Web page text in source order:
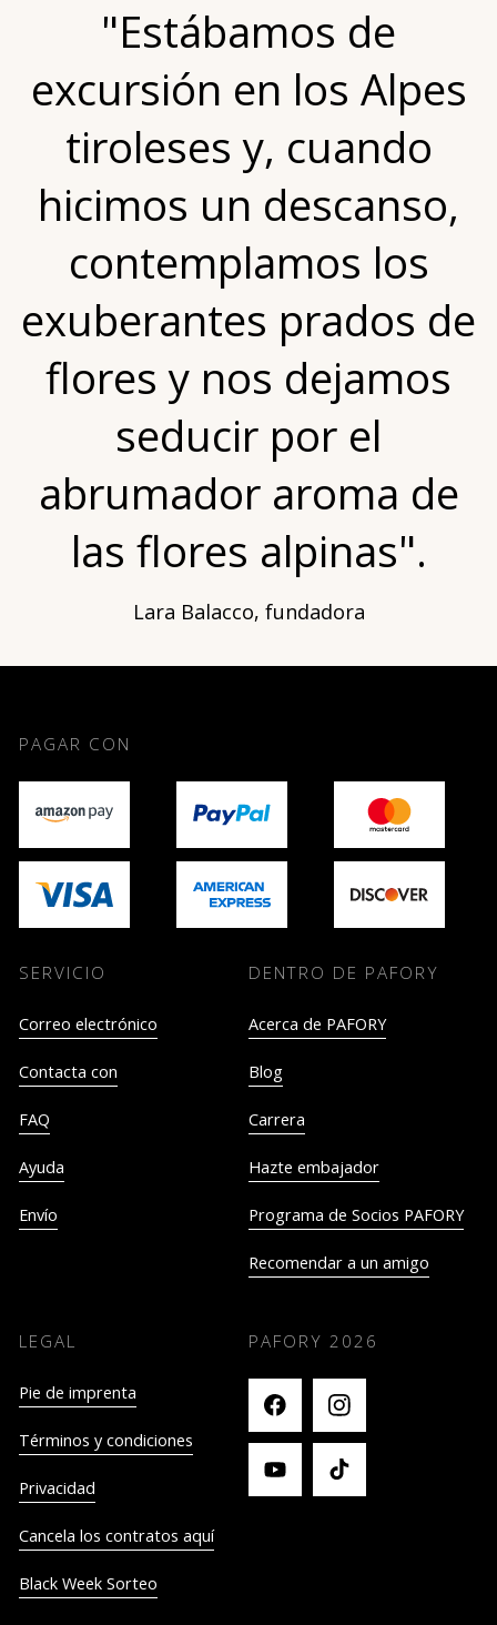
"Estábamos de
excursión en los Alpes
tiroleses y, cuando
hicimos un descanso,
contemplamos los
exuberantes prados de
flores y nos dejamos
seducir por el
abrumador aroma de
las flores alpinas".
Lara Balacco, fundadora
PAGAR CON
SERVICIO
Correo electrónico
Contacta con
FAQ
Ayuda
Envío
DENTRO DE PAFORY
Acerca de PAFORY
Blog
Carrera
Hazte embajador
Programa de Socios PAFORY
Recomendar a un amigo
LEGAL
Pie de imprenta
Términos y condiciones
Privacidad
Cancela los contratos aquí
Black Week Sorteo
PAFORY 2026